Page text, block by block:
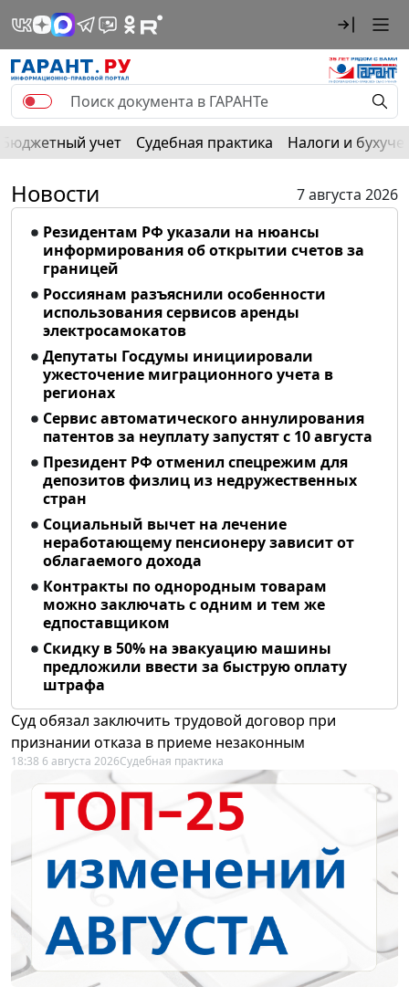
Бюджетный учет Судебная практика Налоги и
Новости
7 августа 2026
Резидентам РФ указали на нюансы
информирования об открытии счетов за
границей
Россиянам разъяснили особенности
использования сервисов аренды
электросамокатов
Депутаты Госдумы инициировали
ужесточение миграционного учета в
регионах
Сервис автоматического аннулирования
патентов за неуплату запустят с 10 августа
Президент РФ отменил спецрежим для
депозитов физлиц из недружественных
стран
Социальный вычет на лечение
неработающему пенсионеру зависит от
облагаемого дохода
Контракты по однородным товарам
можно заключать с одним и тем же
едпоставщиком
Скидку в 50% на эвакуацию машины
предложили ввести за быструю оплату
штрафа
Суд обязал заключить трудовой договор при
признании отказа в приеме незаконным
18:38 6 августа 2026Судебная практика